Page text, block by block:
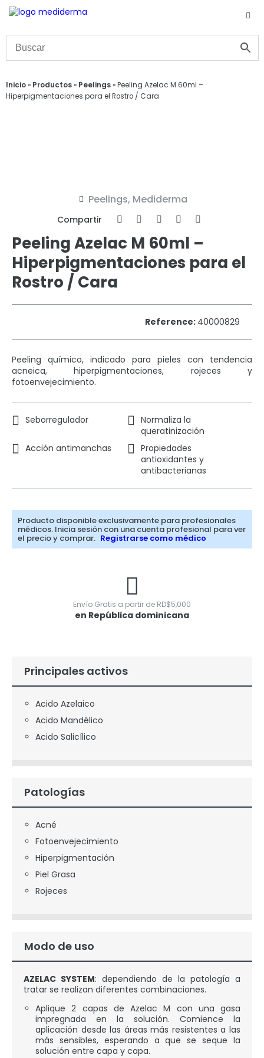
Inicio» Productos» Peelings»Peeling Azelac M 60ml –
Hiperpigmentaciones para el Rostro / Cara
Peelings, Mediderma
Compartir
Peeling Azelac M 60ml –
Hiperpigmentaciones para el
Rostro / Cara
Reference: 40000829
Peeling químico, indicado para pieles con tendencia
acneica, hiperpigmentaciones, rojeces y
fotoenvejecimiento.
Seborregulador
Normaliza la
queratinización
Acción antimanchas
Propiedades
antioxidantes y
antibacterianas
Producto disponible exclusivamente para profesionales
médicos. Inicia sesión con una cuenta profesional para ver
el precio y comprar. Registrarse como médico
Envío Gratis a partir de RD$5,000
en República dominicana
Principales activos
Acido Azelaico
Acido Mandélico
Acido Salicílico
Patologías
Acné
Fotoenvejecimiento
Hiperpigmentación
Piel Grasa
Rojeces
Modo de uso
AZELAC SYSTEM: dependiendo de la patología a
tratar se realizan diferentes combinaciones.
Aplique 2 capas de Azelac M con una gasa
impregnada en la solución. Comience la
aplicación desde las áreas más resistentes a las
más sensibles, esperando a que se seque la
solución entre capa y capa.